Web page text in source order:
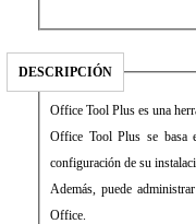
DESCRIPCIÓN
Office Tool Plus es una
Office Tool Plus se basa
configuración de su
Además, puede
Office.